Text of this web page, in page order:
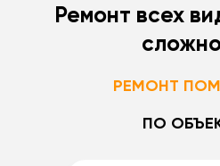
Ремонт всех
РЕМОНТ
ПО